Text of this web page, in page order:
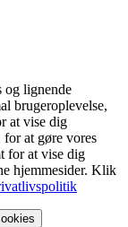
og lignende
brugeroplevelse,
at vise dig
at gøre vores
for at vise dig
hjemmesider. Klik